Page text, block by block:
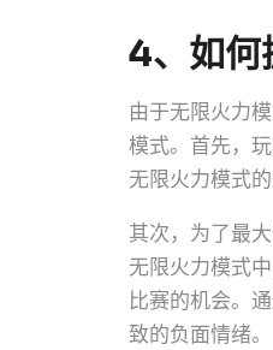
4、如何
由于无限火力
模式。首先，
无限火力模式
其次，为了最
无限火力模式
比赛的机会。
致的负面情绪。